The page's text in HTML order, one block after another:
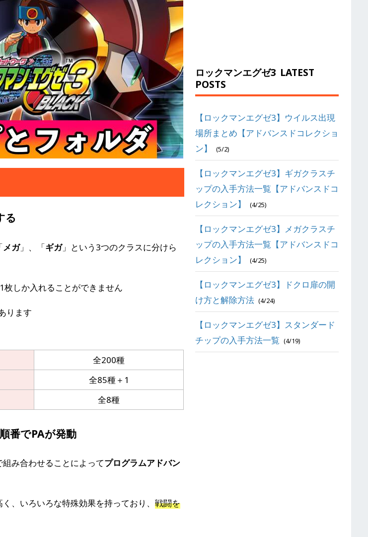
る
メガ」、「ギガ」という3つのクラスに分けら
しか入れることができません
ります
全200種
全85種＋1
全8種
番でPAが発動
み合わせることによってプログラムアドバン
、いろいろな特殊効果を持っており、戦闘を
ロックマンエグゼ3 LATEST
POSTS
【ロックマンエグゼ3】ウイルス出現
場所まとめ【アドバンスドコレクショ
ン】
(5/2)
【ロックマンエグゼ3】ギガクラスチ
ップの入手方法一覧【アドバンスドコ
レクション】
(4/25)
【ロックマンエグゼ3】メガクラスチ
ップの入手方法一覧【アドバンスドコ
レクション】
(4/25)
【ロックマンエグゼ3】ドクロ扉の開
け方と解除方法 (4/24)
【ロックマンエグゼ3】スタンダード
チップの入手方法一覧 (4/19)